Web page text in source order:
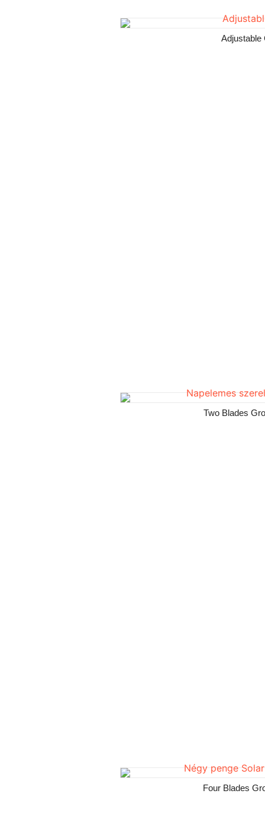
Adjustable
Two Blades
Four Blades